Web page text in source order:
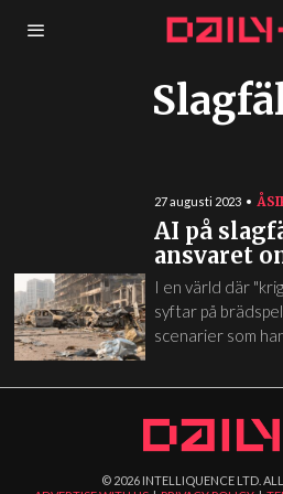
27 augusti 2023
AI på
ansvaret
I en värld där
syftar på
scenarier som
© 2026 INTELLIQUENCE LTD.